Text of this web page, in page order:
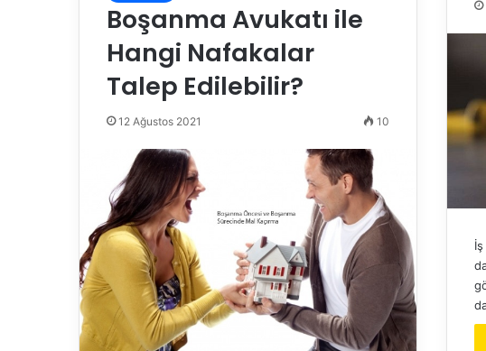
Boşanma Avukatı ile
Hangi Nafakalar
Talep Edilebilir?
12 Ağustos 2021 10